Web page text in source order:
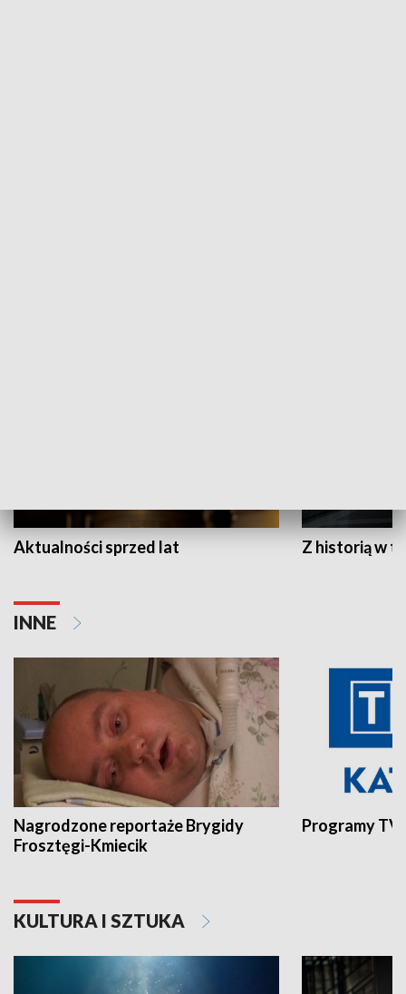
Aktualności sprzed lat Z historią w
INNE
Nagrodzone reportaże Brygidy
Frosztęgi-Kmiecik
Programy
KULTURA I SZTUKA